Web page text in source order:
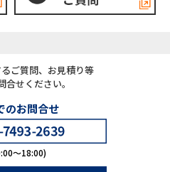
ご質問、お見積り等
合せください。
のお問合せ
～18:00)